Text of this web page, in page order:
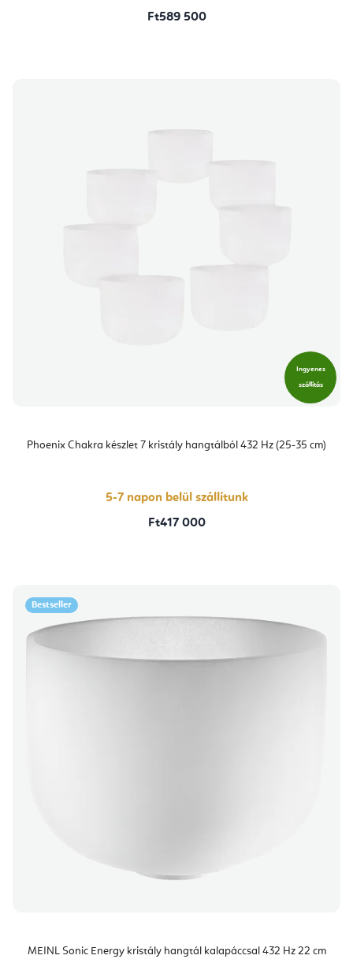
Ft589 500
Ingyenes
szállítás
Phoenix Chakra készlet 7 kristály hangtálból 432 Hz (25-35 cm)
5-7 napon belül szállítunk
Ft417 000
Bestseller
MEINL Sonic Energy kristály hangtál kalapáccsal 432 Hz 22 cm